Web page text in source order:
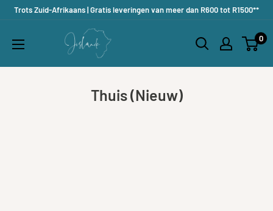
Doorgaan
artikel
Trots Zuid-Afrikaans | Gratis leveringen van meer dan R600 tot R1500**
Jislaaik
Shop
0
Thuis (Nieuw)